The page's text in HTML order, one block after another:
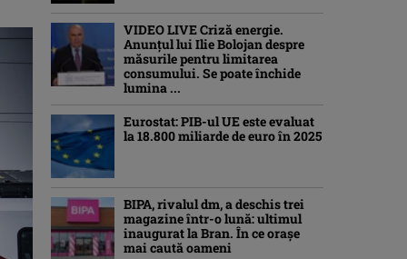
VIDEO LIVE Criză energie.
Anunțul lui Ilie Bolojan despre
măsurile pentru limitarea
consumului. Se poate închide
lumina ...
Eurostat: PIB-ul UE este evaluat
la 18.800 miliarde de euro în 2025
BIPA, rivalul dm, a deschis trei
magazine într-o lună: ultimul
inaugurat la Bran. În ce orașe
mai caută oameni